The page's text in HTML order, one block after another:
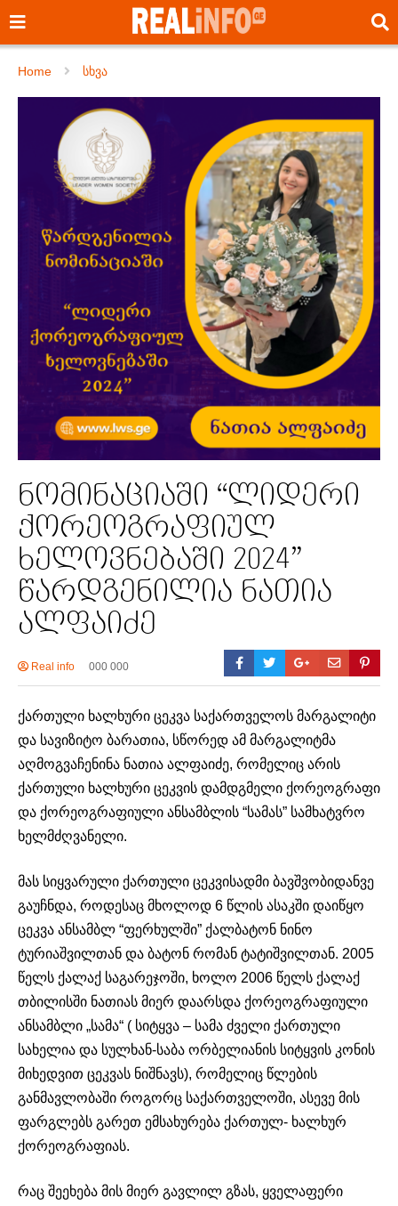
Home სხვა
ნომინაციაში “ლიდერი
ქორეოგრაფიულ
ხელოვნებაში 2024”
წარდგენილია ნათია
ალფაიძე
Real info 000 000
ქართული ხალხური ცეკვა საქართველოს მარგალიტი
და სავიზიტო ბარათია, სწორედ ამ მარგალიტმა
აღმოგვაჩენინა ნათია ალფაიძე, რომელიც არის
ქართული ხალხური ცეკვის დამდგმელი ქორეოგრაფი
და ქორეოგრაფიული ანსამბლის “სამას” სამხატვრო
ხელმძღვანელი.
მას სიყვარული ქართული ცეკვისადმი ბავშვობიდანვე
გაუჩნდა, როდესაც მხოლოდ 6 წლის ასაკში დაიწყო
ცეკვა ანსამბლ “ფერხულში” ქალბატონ ნინო
ტურიაშვილთან და ბატონ რომან ტატიშვილთან. 2005
წელს ქალაქ საგარეჯოში, ხოლო 2006 წელს ქალაქ
თბილისში ნათიას მიერ დაარსდა ქორეოგრაფიული
ანსამბლი „სამა“ ( სიტყვა – სამა ძველი ქართული
სახელია და სულხან-საბა ორბელიანის სიტყვის კონის
მიხედვით ცეკვას ნიშნავს), რომელიც წლების
განმავლობაში როგორც საქართველოში, ასევე მის
ფარგლებს გარეთ ემსახურება ქართულ- ხალხურ
ქორეოგრაფიას.
რაც შეეხება მის მიერ გავლილ გზას, ყველაფერი